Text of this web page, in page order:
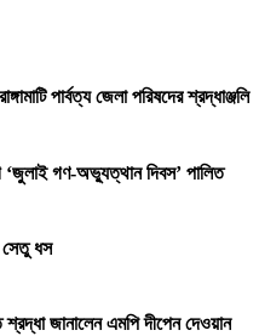
পার্বত্য জেলা পরিষদের শ্রদ্ধাঞ্জলি
‘জুলাই গণ-অভ্যুত্থান দিবস’ পালিত
সেতু ধস
জানালেন এমপি দীপেন দেওয়ান